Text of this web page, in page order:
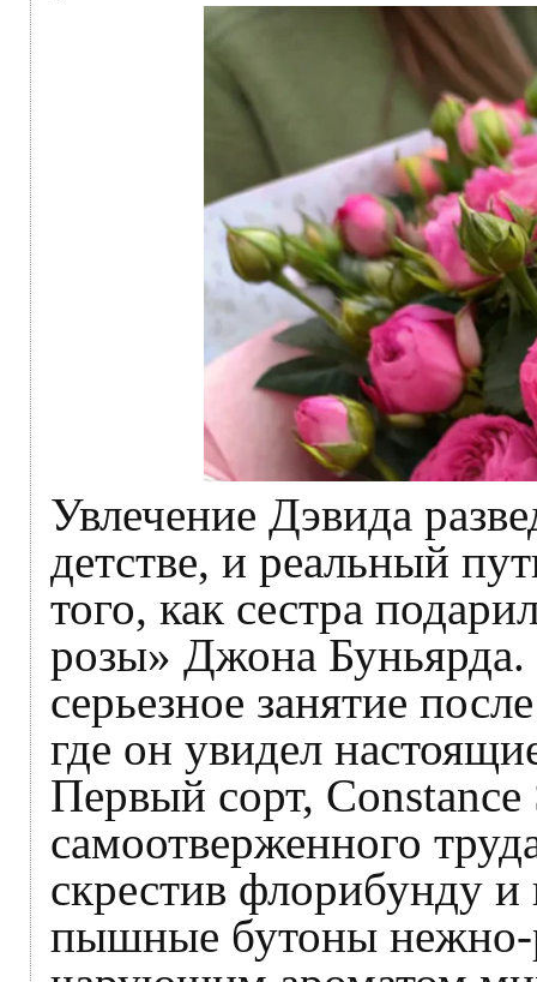
Увлечение Дэвида
детстве, и реальный
того, как сестра
розы» Джона
серьезное занятие
где он увидел
Первый сорт, Constance
самоотверженного
скрестив флорибунду и
пышные бутоны нежно-